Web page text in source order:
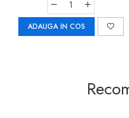
ADAUGA IN COS